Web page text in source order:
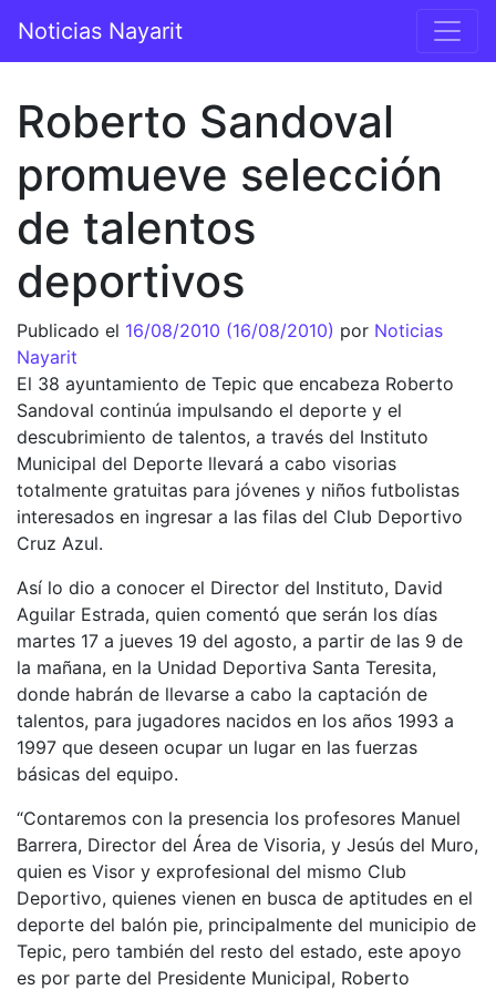
Navegación principal
Noticias Nayarit
Roberto Sandoval
promueve selección
de talentos
deportivos
Publicado el 16/08/2010 (16/08/2010) por Noticias
Nayarit
El 38 ayuntamiento de Tepic que encabeza Roberto
Sandoval continúa impulsando el deporte y el
descubrimiento de talentos, a través del Instituto
Municipal del Deporte llevará a cabo visorias
totalmente gratuitas para jóvenes y niños futbolistas
interesados en ingresar a las filas del Club Deportivo
Cruz Azul.
Así lo dio a conocer el Director del Instituto, David
Aguilar Estrada, quien comentó que serán los días
martes 17 a jueves 19 del agosto, a partir de las 9 de
la mañana, en la Unidad Deportiva Santa Teresita,
donde habrán de llevarse a cabo la captación de
talentos, para jugadores nacidos en los años 1993 a
1997 que deseen ocupar un lugar en las fuerzas
básicas del equipo.
“Contaremos con la presencia los profesores Manuel
Barrera, Director del Área de Visoria, y Jesús del Muro,
quien es Visor y exprofesional del mismo Club
Deportivo, quienes vienen en busca de aptitudes en el
deporte del balón pie, principalmente del municipio de
Tepic, pero también del resto del estado, este apoyo
es por parte del Presidente Municipal, Roberto